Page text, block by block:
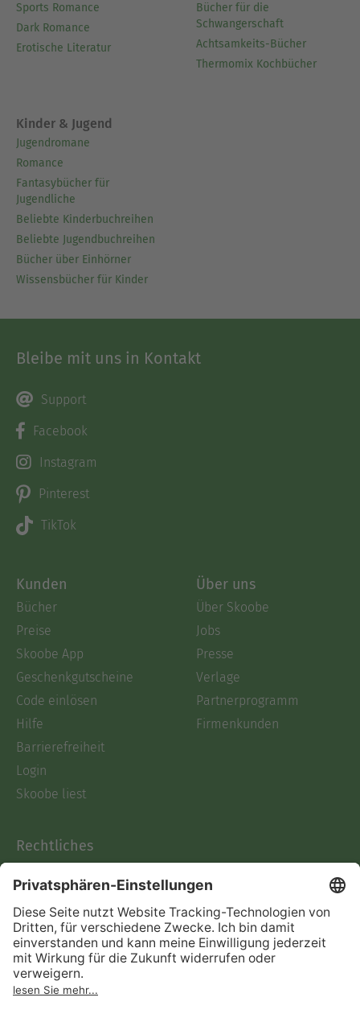
Sports Romance
Dark Romance
Erotische Literatur
Bücher für die
Schwangerschaft
Achtsamkeits-Bücher
Thermomix Kochbücher
Kinder & Jugend
Jugendromane
Romance
Fantasybücher für
Jugendliche
Beliebte Kinderbuchreihen
Beliebte Jugendbuchreihen
Bücher über Einhörner
Wissensbücher für Kinder
Bleibe mit uns in Kontakt
Support
Facebook
Instagram
Pinterest
TikTok
Kunden
Bücher
Preise
Skoobe App
Geschenkgutscheine
Code einlösen
Hilfe
Barrierefreiheit
Login
Skoobe liest
Über uns
Über Skoobe
Jobs
Presse
Verlage
Partnerprogramm
Firmenkunden
Rechtliches
AGB
Informationen nach Data
Act
Verträge hier kündigen
Impressum